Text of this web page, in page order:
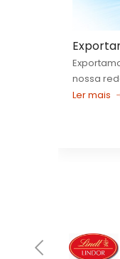
nossa
Ler mais